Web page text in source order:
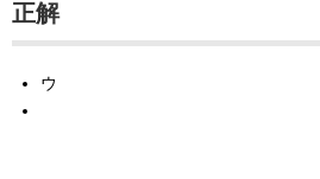
正解
ウ